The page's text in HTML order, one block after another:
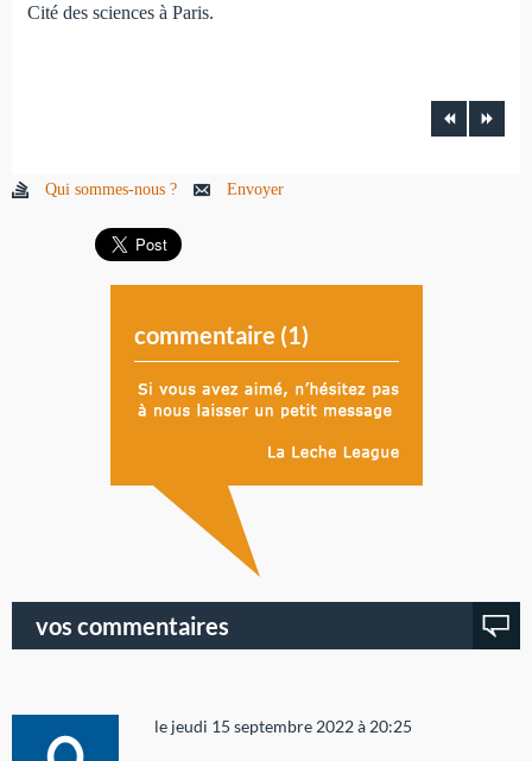
Cité des sciences à Paris.
Qui sommes-nous ? Envoyer
commentaire (1)
vos commentaires
le jeudi 15 septembre 2022 à 20:25